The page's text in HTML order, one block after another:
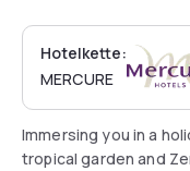
Hotelkette:
MERCURE
Immersing you in a
tropical garden and